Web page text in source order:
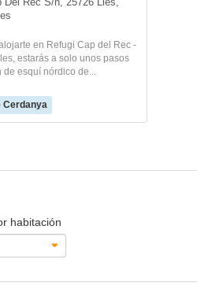
en Refugi Cap del Rec -
estarás a solo unos pasos
esquí nórdico de...
Cerdanya
habitación